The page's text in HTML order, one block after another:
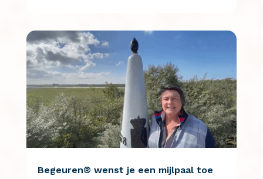
Begeuren® wenst je een mijlpaal toe